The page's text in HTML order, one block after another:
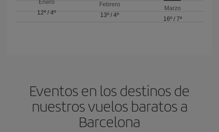
Enero
12º/4º
Febrero
13º / 4º
Marzo
16º/ 7º
Eventos en los destinos de
nuestros vuelos baratos a
Barcelona